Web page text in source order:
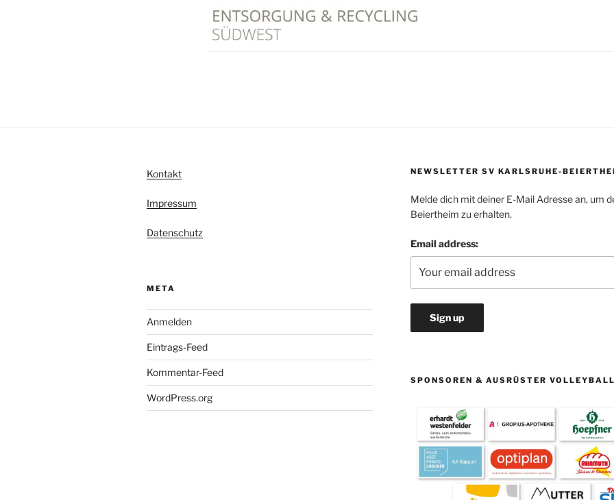
Kontakt
Impressum
Datenschutz
META
Anmelden
Eintrags-Feed
Kommentar-Feed
WordPress.org
NEWSLETTER SV KARLSRUHE-
Melde dich mit deiner E-Mail Adresse an, um
Beiertheim zu erhalten.
Email address:
SPONSOREN & AUSRÜSTER